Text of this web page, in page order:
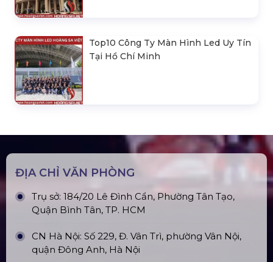
Top10 Công Ty Màn Hình Led Uy Tín
Tại Hồ Chí Minh
ĐỊA CHỈ VĂN PHÒNG
Trụ sở: 184/20 Lê Đình Cẩn, Phường Tân Tạo,
Quận Bình Tân, TP. HCM
CN Hà Nội: Số 229, Đ. Vân Trì, phường Vân Nội,
quận Đông Anh, Hà Nội